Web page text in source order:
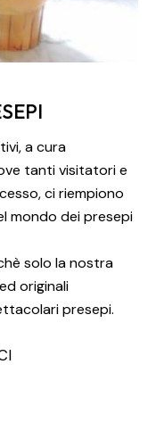
a cura
tanti visitatori e
ci riempiono
mondo dei presepi
solo la nostra
originali
presepi.